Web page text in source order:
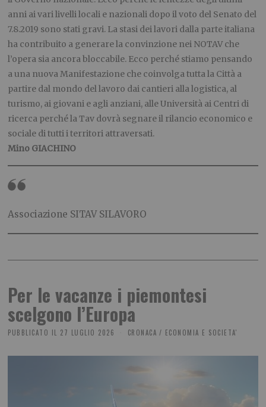
anni ai vari livelli locali e nazionali dopo il voto del Senato del
7.8.2019 sono stati gravi. La stasi dei lavori dalla parte italiana
ha contribuito a generare la convinzione nei NOTAV che
l’opera sia ancora bloccabile. Ecco perché stiamo pensando
a una nuova Manifestazione che coinvolga tutta la Città a
partire dal mondo del lavoro dai cantieri alla logistica, al
turismo, ai giovani e agli anziani, alle Università ai Centri di
ricerca perché la Tav dovrà segnare il rilancio economico e
sociale di tutti i territori attraversati.
Mino GIACHINO
Associazione SITAV SILAVORO
Per le vacanze i piemontesi
scelgono l’Europa
PUBBLICATO IL 27 LUGLIO 2026 CRONACA / ECONOMIA E SOCIETA'